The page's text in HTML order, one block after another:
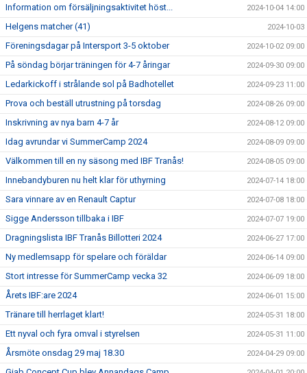
Information om försäljningsaktivitet höst... 2024-10-04 14:00
Helgens matcher (41) 2024-10-03
Föreningsdagar på Intersport 3-5 oktober 2024-10-02 09:00
På söndag börjar träningen för 4-7 åringar 2024-09-30 09:00
Ledarkickoff i strålande sol på Badhotellet 2024-09-23 11:00
Prova och beställ utrustning på torsdag 2024-08-26 09:00
Inskrivning av nya barn 4-7 år 2024-08-12 09:00
Idag avrundar vi SummerCamp 2024 2024-08-09 09:00
Välkommen till en ny säsong med IBF Tranås! 2024-08-05 09:00
Innebandyburen nu helt klar för uthyrning 2024-07-14 18:00
Sara vinnare av en Renault Captur 2024-07-08 18:00
Sigge Andersson tillbaka i IBF 2024-07-07 19:00
Dragningslista IBF Tranås Billotteri 2024 2024-06-27 17:00
Ny medlemsapp för spelare och föräldar 2024-06-14 09:00
Stort intresse för SummerCamp vecka 32 2024-06-09 18:00
Årets IBF:are 2024 2024-06-01 15:00
Tränare till herrlaget klart! 2024-05-31 18:00
Ett nyval och fyra omval i styrelsen 2024-05-31 11:00
Årsmöte onsdag 29 maj 18.30 2024-04-29 09:00